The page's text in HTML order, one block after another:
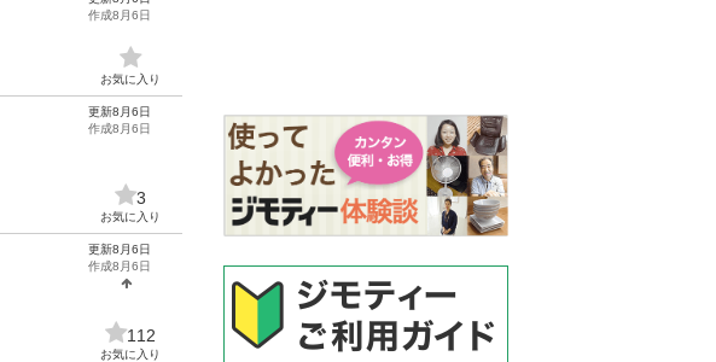
作成8月6日
お気に入り
更新8月6日
作成8月6日
3
お気に入り
更新8月6日
作成8月6日
112
お気に入り